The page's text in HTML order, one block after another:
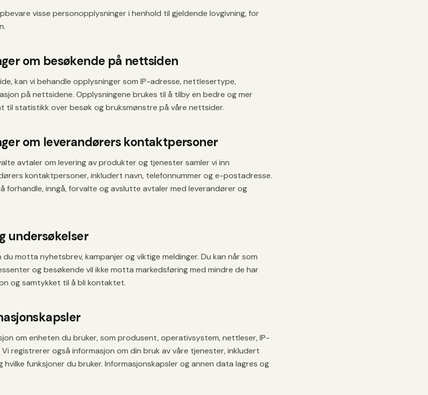
visse personopplysninger i henhold til gjeldende lovgivning, for
om besøkende på nettsiden
kan vi behandle opplysninger som IP-adresse, nettlesertype,
på nettsidene. Opplysningene brukes til å tilby en bedre og mer
til statistikk over besøk og bruksmønstre på våre nettsider.
om leverandørers kontaktpersoner
avtaler om levering av produkter og tjenester samler vi inn
kontaktpersoner, inkludert navn, telefonnummer og e-postadresse.
forhandle, inngå, forvalte og avslutte avtaler med leverandører og
undersøkelser
motta nyhetsbrev, kampanjer og viktige meldinger. Du kan når som
og besøkende vil ikke motta markedsføring med mindre de har
og samtykket til å bli kontaktet.
om enheten du bruker, som produsent, operativsystem, nettleser, IP-
registrerer også informasjon om din bruk av våre tjenester, inkludert
hvilke funksjoner du bruker. Informasjonskapsler og annen data lagres og